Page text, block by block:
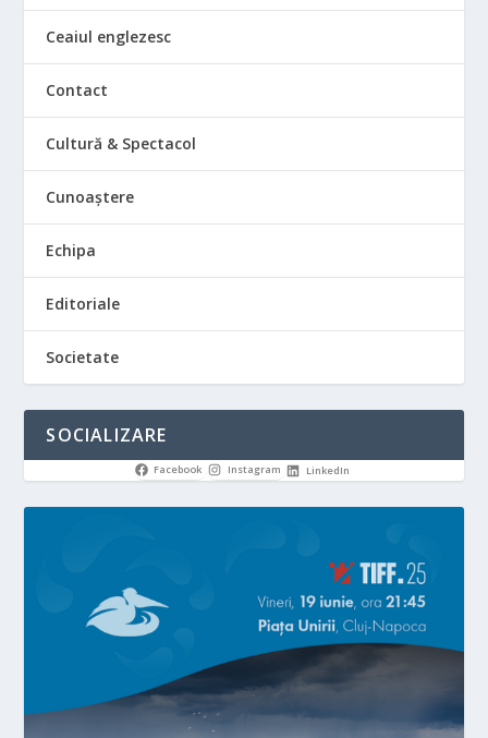
Ceaiul englezesc
Contact
Cultură & Spectacol
Cunoaștere
Echipa
Editoriale
Societate
SOCIALIZARE
Facebook Instagram LinkedIn